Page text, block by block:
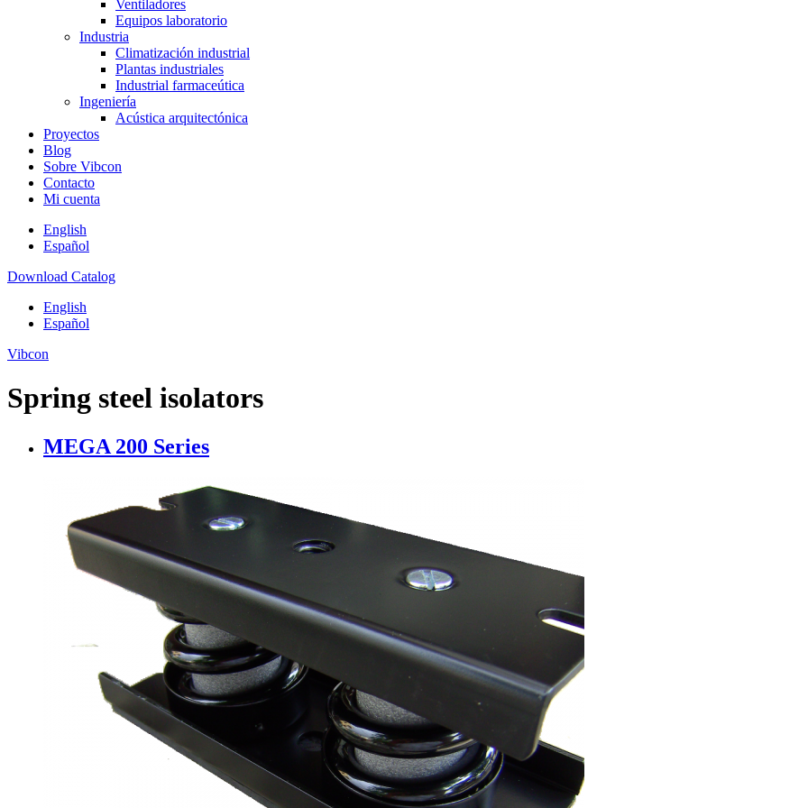
Ventiladores
Equipos laboratorio
Industria
Climatización industrial
Plantas industriales
Industrial farmaceútica
Ingeniería
Acústica arquitectónica
Proyectos
Blog
Sobre Vibcon
Contacto
Mi cuenta
English
Español
Download Catalog
English
Español
Vibcon
Spring steel isolators
MEGA 200 Series